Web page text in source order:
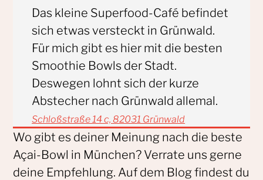
Das kleine Superfood-Café befindet
sich etwas versteckt in Grünwald.
Für mich gibt es hier mit die besten
Smoothie Bowls der Stadt.
Deswegen lohnt sich der kurze
Abstecher nach Grünwald allemal.
Schloßstraße 14 c, 82031 Grünwald
Wo gibt es deiner Meinung nach die beste
Açai-Bowl in München? Verrate uns gerne
deine Empfehlung. Auf dem Blog findest du